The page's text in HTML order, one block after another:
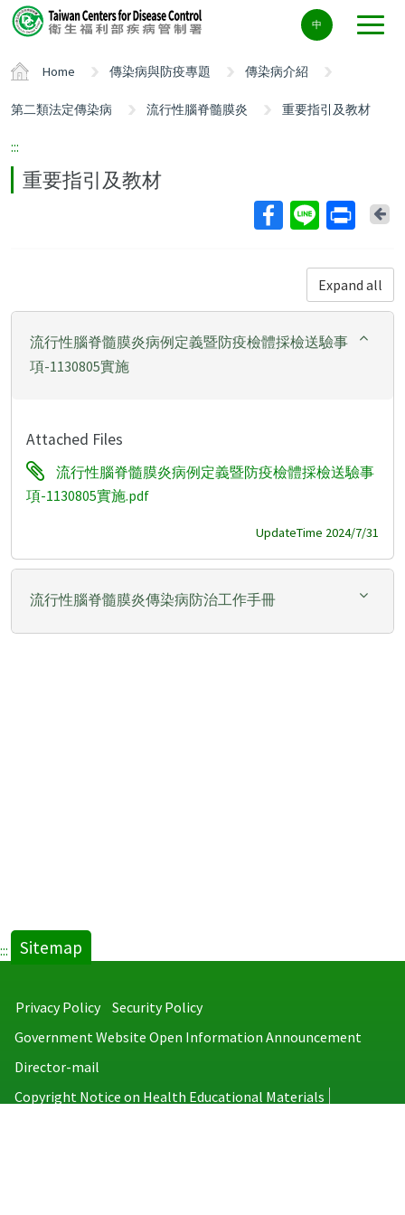
Center
block
中
Home 傳染病與防疫專題 傳染病介紹
第二類法定傳染病 流行性腦脊髓膜炎 重要指引及教材
:::
重要指引及教材
Expand all
流行性腦脊髓膜炎病例定義暨防疫檢體採檢送驗事
項-1130805實施
Attached Files
流行性腦脊髓膜炎病例定義暨防疫檢體採檢送驗事
項-1130805實施.pdf
UpdateTime 2024/7/31
流行性腦脊髓膜炎傳染病防治工作手冊
::: Sitemap
Privacy Policy
Security Policy
Government Website Open Information Announcement
Director-mail
Copyright Notice on Health Educational Materials